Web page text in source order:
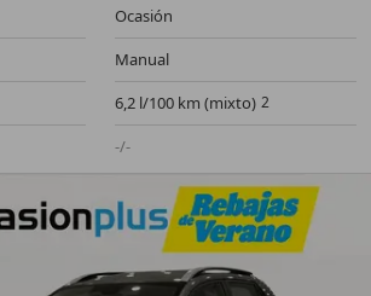
Ocasión
Manual
6,2 l/100 km (mixto)
-/-